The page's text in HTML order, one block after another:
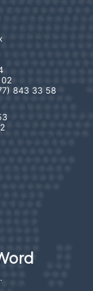
843 33 58
.